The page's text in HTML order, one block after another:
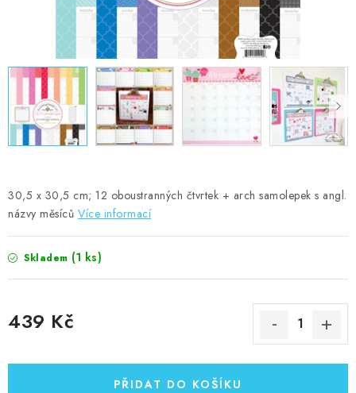
Podmínky ochrany osobních údajů
Ověřování recenzí
30,5 x 30,5 cm; 12 oboustranných čtvrtek + arch samolepek s angl.
názvy měsíců Více informací
Skladem (1 ks)
439 Kč
PŘIDAT DO KOŠÍKU